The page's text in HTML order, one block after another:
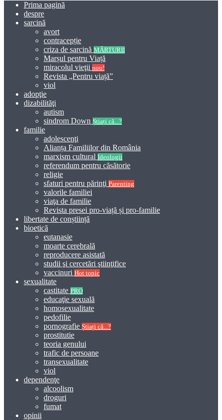
Prima pagină
despre
sarcină
avort
contracepție
criza de sarcină MĂRTURII
Marșul pentru Viață
miracolul vieţii nou!
Revista „Pentru viață”
viol
adopţie
dizabilităţi
autism
sindrom Down Știați că...?
familie
adolescenţi
Alianța Familiilor din România
marxism cultural Ideologii
referendum pentru căsătorie
religie
sfaturi pentru părinţi Parenting
valorile familiei
viaţa de familie
Revista presei pro-viață și pro-familie
libertate de conștiință
bioetică
eutanasie
moarte cerebrală
reproducere asistată
studii şi cercetări ştiinţifice
vaccinuri Hot topic
sexualitate
castitate PRO
educaţie sexuală
homosexualitate
pedofilie
pornografie Știați că...?
prostitutie
teoria genului
trafic de persoane
transexualitate
viol
dependenţe
alcoolism
droguri
fumat
opinii